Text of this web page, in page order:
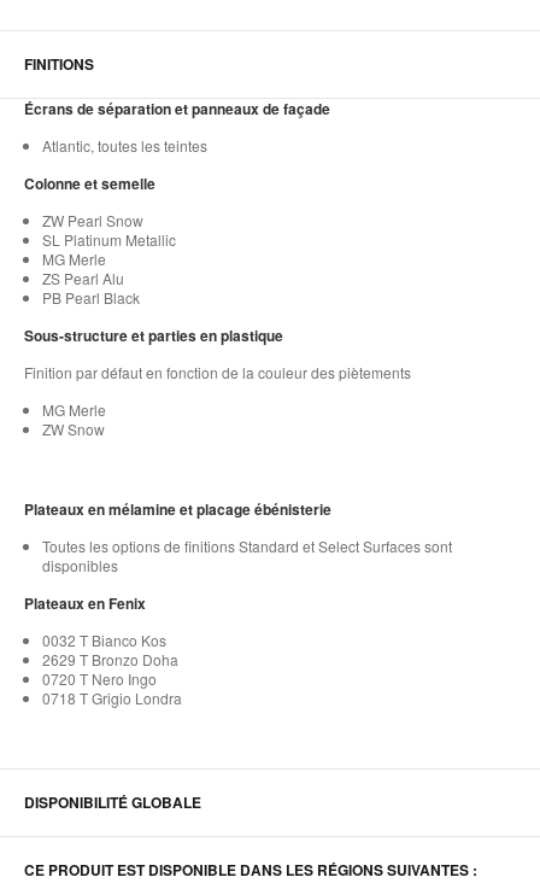
FINITIONS
Écrans de séparation et panneaux de façade
Atlantic, toutes les teintes
Colonne et semelle
ZW Pearl Snow
SL Platinum Metallic
MG Merle
ZS Pearl Alu
PB Pearl Black
Sous-structure et parties en plastique
Finition par défaut en fonction de la couleur des piètements
MG Merle
ZW Snow
Plateaux en mélamine et placage ébénisterie
Toutes les options de finitions Standard et Select Surfaces sont
disponibles
Plateaux en Fenix
0032 T Bianco Kos
2629 T Bronzo Doha
0720 T Nero Ingo
0718 T Grigio Londra
DISPONIBILITÉ GLOBALE
CE PRODUIT EST DISPONIBLE DANS LES RÉGIONS SUIVANTES :